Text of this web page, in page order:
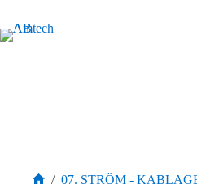
innehåll
/ 07. STRÖM -